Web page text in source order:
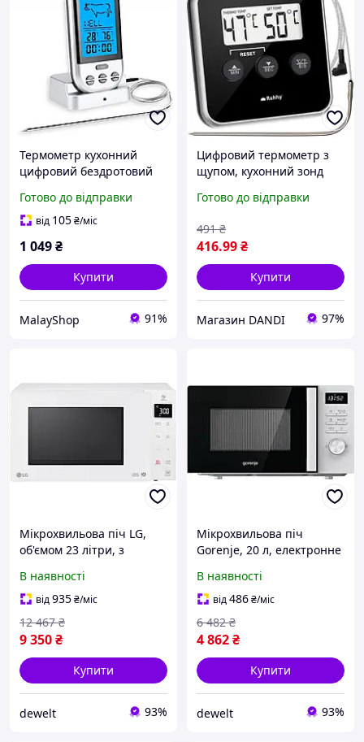
Термометр кухонний
цифровий бездротовий
LCD дисплеєм та щупом
XJ4866
Готово до відправки
від 105₴/міс
1 049₴
Купити
MalayShop 91%
Цифровий термометр з
щупом, кухонний зонд
дисплеєм і звуковим
Готово до відправки
416.99₴
491 ₴
Купити
Магазин DANDI 97%
Мікрохвильова піч LG,
об'ємом 23 літри, з
управлінням, потужністю
1000 Вт, з дисплеєм,
білого кольору. (629757)
В наявності
від935₴/міс
9 350₴
12 467 ₴
Купити
dewelt 93%
Мікрохвильова піч
Gorenje, 20 л, електронне
дисплеєм, біла. (629793)
В наявності
від486₴/міс
4 862₴
6 482 ₴
Купити
dewelt 93%